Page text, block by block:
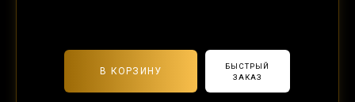
В КОРЗИНУ
БЫСТРЫЙ
ЗАКАЗ